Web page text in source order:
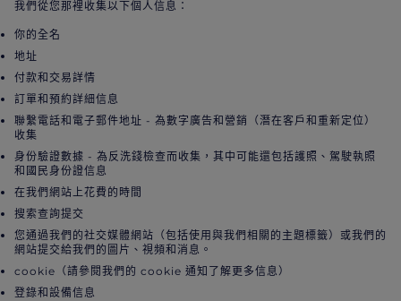
我們從您那裡收集以下個人信息：
你的全名
地址
付款和交易詳情
訂單和預約詳細信息
聯繫電話和電子郵件地址 - 為數字廣告和營銷（潛在客戶和重新定位）
收集
身份驗證數據 - 為反洗錢檢查而收集，其中可能還包括護照、駕駛執照
和國民身份證信息
在我們網站上花費的時間
搜索查詢提交
您通過我們的社交媒體網站（包括使用與我們相關的主題標籤）或我們的
網站提交給我們的圖片、視頻和消息。
cookie（請參閱我們的 cookie 通知了解更多信息）
登錄和設備信息